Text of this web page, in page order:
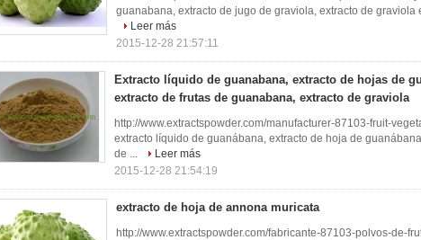
guanabana, extracto de jugo de graviola, extracto de
Leer más
2015-12-28 21:57:11
Extracto líquido de guanabana, extracto de hojas de
extracto de frutas de guanabana, extracto de graviola
http://www.extractspowder.com/manufacturer-87103-fruit-
extracto líquido de guanábana, extracto de hoja de
de ...
Leer más
2015-12-28 21:54:19
extracto de hoja de annona muricata
http://www.extractspowder.com/fabricante-87103-polvos-de-